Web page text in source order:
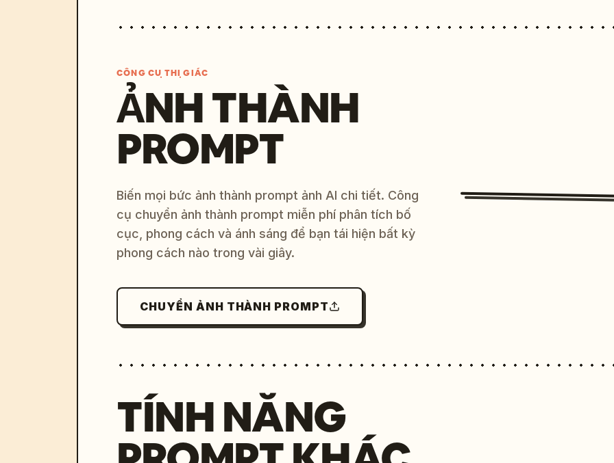
CÔNG CỤ THỊ GIÁC
ẢNH THÀNH
PROMPT
Biến mọi bức ảnh thành prompt ảnh AI chi tiết. Công
cụ chuyển ảnh thành prompt miễn phí phân tích bố
cục, phong cách và ánh sáng để bạn tái hiện bất kỳ
phong cách nào trong vài giây.
CHUYỂN ẢNH THÀNH PROMPT
TÍNH NĂNG